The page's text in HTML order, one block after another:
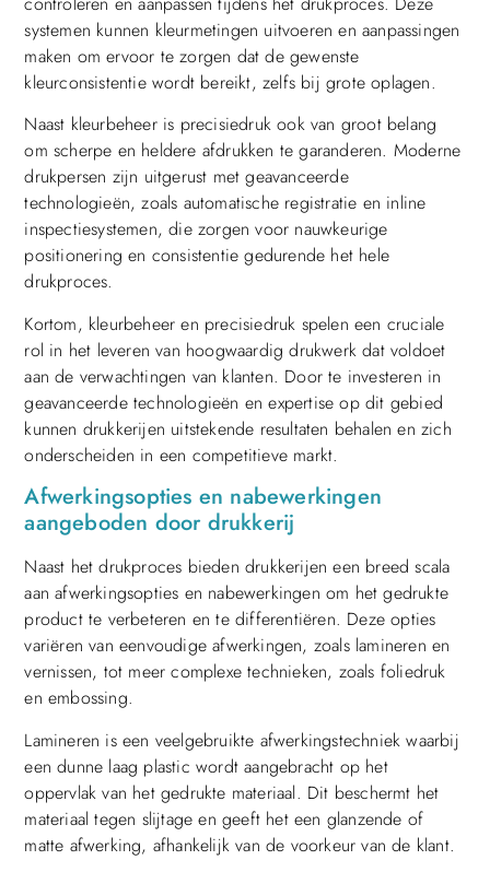
systemen kunnen kleurmetingen uitvoeren en aanpassingen
maken om ervoor te zorgen dat de gewenste
kleurconsistentie wordt bereikt, zelfs bij grote oplagen.
Naast kleurbeheer is precisiedruk ook van groot belang
om scherpe en heldere afdrukken te garanderen. Moderne
drukpersen zijn uitgerust met geavanceerde
technologieën, zoals automatische registratie en inline
inspectiesystemen, die zorgen voor nauwkeurige
positionering en consistentie gedurende het hele
drukproces.
Kortom, kleurbeheer en precisiedruk spelen een cruciale
rol in het leveren van hoogwaardig drukwerk dat voldoet
aan de verwachtingen van klanten. Door te investeren in
geavanceerde technologieën en expertise op dit gebied
kunnen drukkerijen uitstekende resultaten behalen en zich
onderscheiden in een competitieve markt.
Afwerkingsopties en nabewerkingen
aangeboden door drukkerij
Naast het drukproces bieden drukkerijen een breed scala
aan afwerkingsopties en nabewerkingen om het gedrukte
product te verbeteren en te differentiëren. Deze opties
variëren van eenvoudige afwerkingen, zoals lamineren en
vernissen, tot meer complexe technieken, zoals foliedruk
en embossing.
Lamineren is een veelgebruikte afwerkingstechniek waarbij
een dunne laag plastic wordt aangebracht op het
oppervlak van het gedrukte materiaal. Dit beschermt het
materiaal tegen slijtage en geeft het een glanzende of
matte afwerking, afhankelijk van de voorkeur van de klant.